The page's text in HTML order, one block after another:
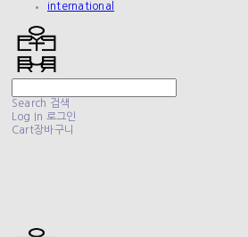
international
Search 검색
Log In 로그인
Cart장바구니